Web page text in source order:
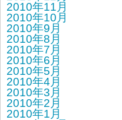
2010年11月
2010年10月
2010年9月
2010年8月
2010年7月
2010年6月
2010年5月
2010年4月
2010年3月
2010年2月
2010年1月